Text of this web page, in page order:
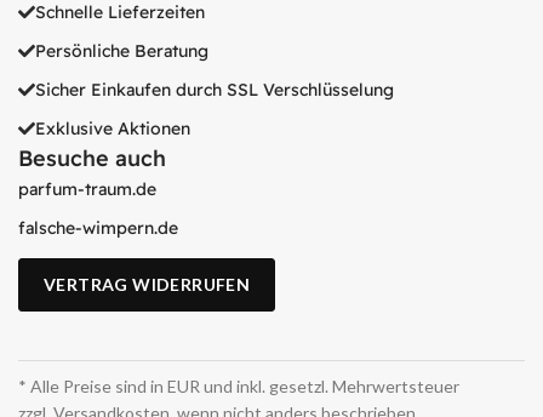
Schnelle Lieferzeiten
Persönliche Beratung
Sicher Einkaufen durch SSL Verschlüsselung
Exklusive Aktionen
Besuche auch
parfum-traum.de
falsche-wimpern.de
VERTRAG WIDERRUFEN
* Alle Preise sind in EUR und inkl. gesetzl. Mehrwertsteuer
zzgl. Versandkosten, wenn nicht anders beschrieben.